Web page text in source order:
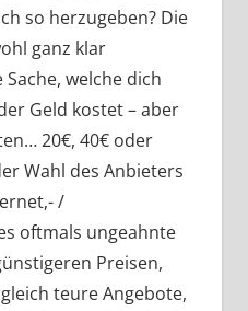
so herzugeben? Die
ganz klar
welche dich
Geld kostet – aber
20€, 40€ oder
Wahl des Anbieters
/
oftmals ungeahnte
Preisen,
teure Angebote,